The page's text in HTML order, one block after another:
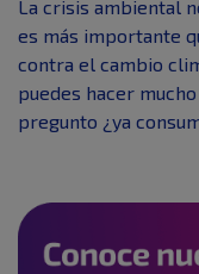
La crisis ambiental
es más importante
contra el cambio
puedes hacer
pregunto ¿ya